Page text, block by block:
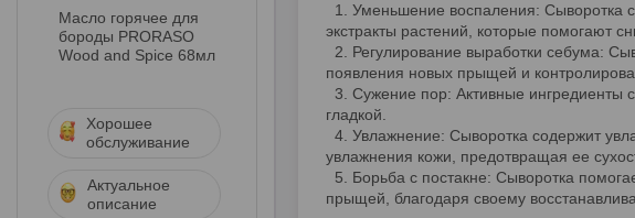
1. Уменьшение воспаления: Сыворотка
экстракты растений, которые помогают
2. Регулирование выработки себума:
появления новых прыщей и
3. Сужение пор: Активные ингредиенты
гладкой.
4. Увлажнение: Сыворотка содержит
увлажнения кожи, предотвращая ее
5. Борьба с постакне: Сыворотка
прыщей, благодаря своему
Масло горячее для
бороды PRORASO
Wood and Spice 68мл
Хорошее
обслуживание
Актуальное
описание